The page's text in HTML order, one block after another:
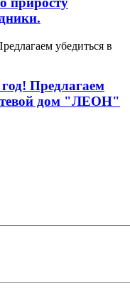
Предлагаем
дом "ЛЕОН"